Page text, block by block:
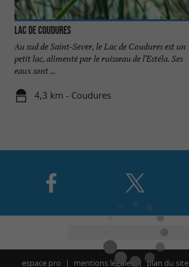
Lac de Coudures
Au sud de Saint-Sever, le Lac de Coudures est un
petit lac, alimenté par le ruisseau de l’Estéla. Ses
eaux sont ...
4,3 km - Coudures
espace pro mentions légales plan du site